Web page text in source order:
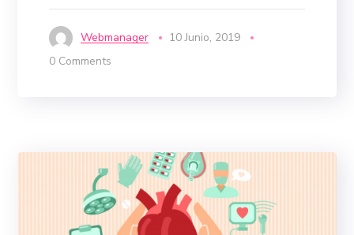
Webmanager
10 Junio, 2019
0 Comments